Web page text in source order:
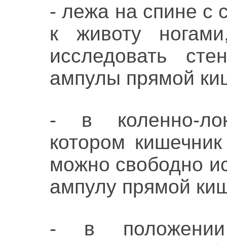
- лежа на спине с
к животу
исследовать
ампулы прямой
- в коленно-
котором
можно свободно
ампулу прямой
- в